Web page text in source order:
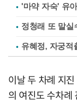
'마약 자숙' 유
정청래 또 말
유혜정, 자궁
이날 두 차례 지
의 여진도 수차례